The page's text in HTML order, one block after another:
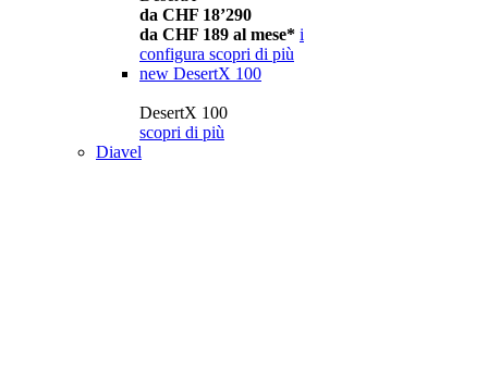
da CHF 18’290
da CHF 189 al mese* i
configura scopri di più
new DesertX 100
DesertX 100
scopri di più
Diavel